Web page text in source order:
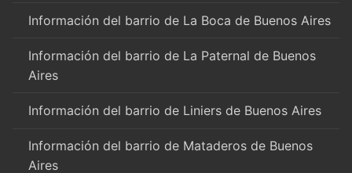
Información del barrio de La Boca de Buenos Aires
Información del barrio de La Paternal de Buenos
Aires
Información del barrio de Liniers de Buenos Aires
Información del barrio de Mataderos de Buenos
Aires